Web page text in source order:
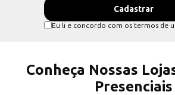
Eu li e concordo com os termos de
Conheça Nossas
Presenciais